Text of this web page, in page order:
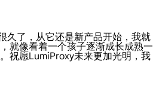
久了，从它还是新产品开始，我就
就像看着一个孩子逐渐成长成熟一
祝愿LumiProxy未来更加光明，我